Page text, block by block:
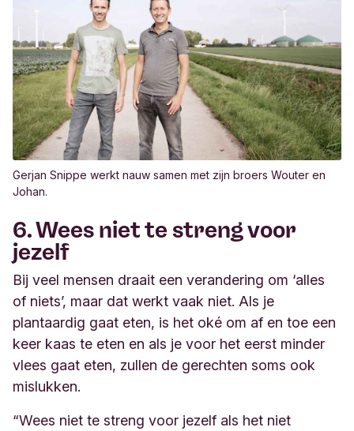
Gerjan Snippe werkt nauw samen met zijn broers Wouter en
Johan.
6. Wees niet te streng voor
jezelf
Bij veel mensen draait een verandering om ‘alles
of niets’, maar dat werkt vaak niet. Als je
plantaardig gaat eten, is het oké om af en toe een
keer kaas te eten en als je voor het eerst minder
vlees gaat eten, zullen de gerechten soms ook
mislukken.
“Wees niet te streng voor jezelf als het niet